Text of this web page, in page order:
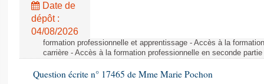
Date de
dépôt :
04/08/2026
formation professionnelle et apprentissage - Accès à la
carrière - Accès à la formation professionnelle en seconde partie
Question écrite n° 17465 de Mme Marie Pochon